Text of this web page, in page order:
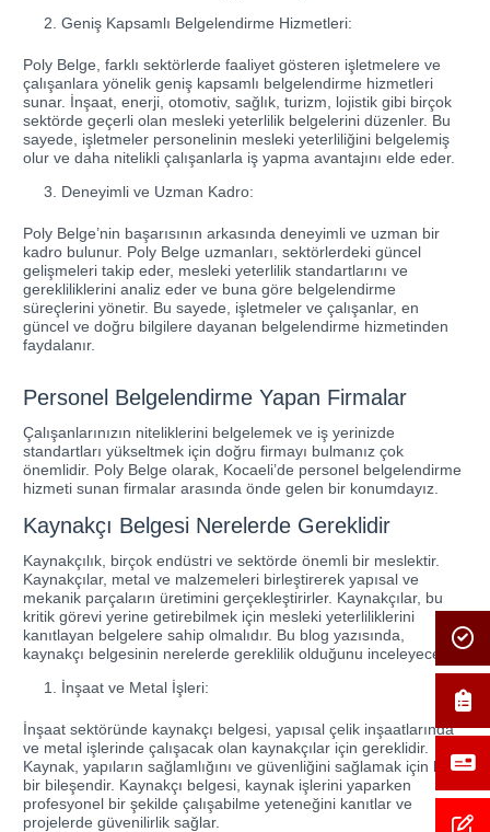
Geniş Kapsamlı Belgelendirme Hizmetleri:
Poly Belge, farklı sektörlerde faaliyet gösteren işletmelere ve
çalışanlara yönelik geniş kapsamlı belgelendirme hizmetleri
sunar. İnşaat, enerji, otomotiv, sağlık, turizm, lojistik gibi birçok
sektörde geçerli olan mesleki yeterlilik belgelerini düzenler. Bu
sayede, işletmeler personelinin mesleki yeterliliğini belgelemiş
olur ve daha nitelikli çalışanlarla iş yapma avantajını elde eder.
Deneyimli ve Uzman Kadro:
Poly Belge’nin başarısının arkasında deneyimli ve uzman bir
kadro bulunur. Poly Belge uzmanları, sektörlerdeki güncel
gelişmeleri takip eder, mesleki yeterlilik standartlarını ve
gerekliliklerini analiz eder ve buna göre belgelendirme
süreçlerini yönetir. Bu sayede, işletmeler ve çalışanlar, en
güncel ve doğru bilgilere dayanan belgelendirme hizmetinden
faydalanır.
Personel Belgelendirme Yapan Firmalar
Çalışanlarınızın niteliklerini belgelemek ve iş yerinizde
standartları yükseltmek için doğru firmayı bulmanız çok
önemlidir. Poly Belge olarak, Kocaeli’de personel belgelendirme
hizmeti sunan firmalar arasında önde gelen bir konumdayız.
Kaynakçı Belgesi Nerelerde Gereklidir
Kaynakçılık, birçok endüstri ve sektörde önemli bir meslektir.
Kaynakçılar, metal ve malzemeleri birleştirerek yapısal ve
mekanik parçaların üretimini gerçekleştirirler. Kaynakçılar, bu
kritik görevi yerine getirebilmek için mesleki yeterliliklerini
kanıtlayan belgelere sahip olmalıdır. Bu blog yazısında,
kaynakçı belgesinin nerelerde gereklilik olduğunu inceleyeceğiz.
İnşaat ve Metal İşleri:
İnşaat sektöründe kaynakçı belgesi, yapısal çelik inşaatlarında
ve metal işlerinde çalışacak olan kaynakçılar için gereklidir.
Kaynak, yapıların sağlamlığını ve güvenliğini sağlamak için kritik
bir bileşendir. Kaynakçı belgesi, kaynak işlerini yaparken
profesyonel bir şekilde çalışabilme yeteneğini kanıtlar ve
projelerde güvenilirlik sağlar.